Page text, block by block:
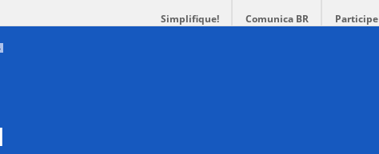
Simplifique! Comunica BR Participe